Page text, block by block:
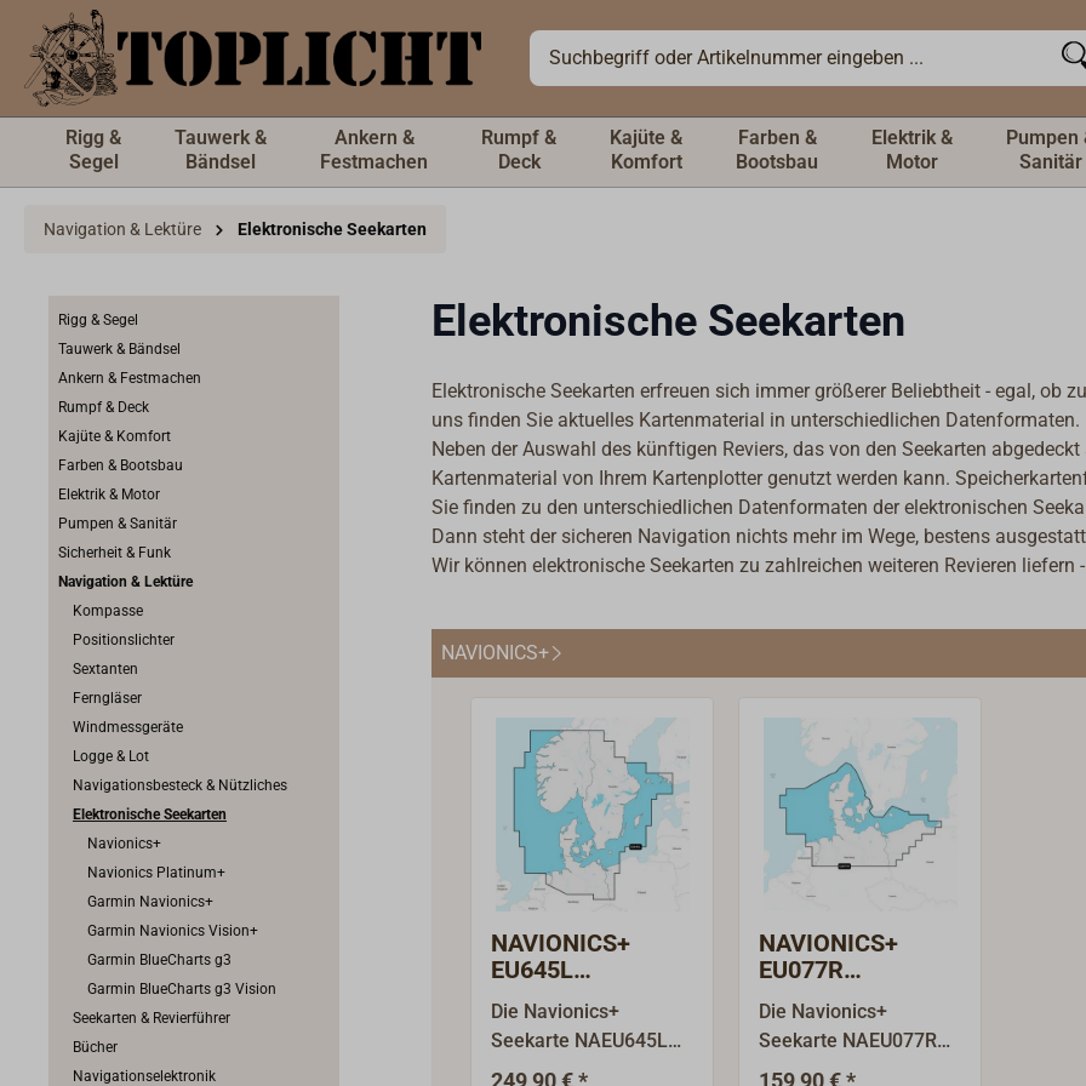
springen
Rigg &
Segel
Tauwerk &
Bändsel
Ankern &
Festmachen
Rumpf &
Deck
Kajüte &
Komfort
Farben &
Bootsbau
Elektrik &
Motor
Pumpen
Sanitär
Navigation & Lektüre Elektronische Seekarten
Rigg & Segel
Tauwerk & Bändsel
Ankern & Festmachen
Rumpf & Deck
Kajüte & Komfort
Farben & Bootsbau
Elektrik & Motor
Pumpen & Sanitär
Sicherheit & Funk
Navigation & Lektüre
Kompasse
Positionslichter
Sextanten
Ferngläser
Windmessgeräte
Logge & Lot
Navigationsbesteck & Nützliches
Elektronische Seekarten
Navionics+
Navionics Platinum+
Garmin Navionics+
Garmin Navionics Vision+
Garmin BlueCharts g3
Garmin BlueCharts g3 Vision
Seekarten & Revierführer
Bücher
Navigationselektronik
Elektronische Seekarten
Elektronische Seekarten erfreuen sich immer größerer Beliebtheit - egal, ob
uns finden Sie aktuelles Kartenmaterial in unterschiedlichen Datenformaten.
Neben der Auswahl des künftigen Reviers, das von den Seekarten
Kartenmaterial von Ihrem Kartenplotter genutzt werden kann.
Sie finden zu den unterschiedlichen Datenformaten der elektronischen
Dann steht der sicheren Navigation nichts mehr im Wege, bestens
Wir können elektronische Seekarten zu zahlreichen weiteren Revieren liefern
NAVIONICS+
NAVIONICS+
EU645L
Südskandinavien
&
Norddeutschland
Die Navionics+
Seekarte NAEU645L
(010-C1353-30) deckt
249,90 € *
NAVIONICS+
EU077R
Dänemark,
Deutschland,
Polen
Die Navionics+
Seekarte NAEU077R
(010-C1322-30) deckt
159,90 € *